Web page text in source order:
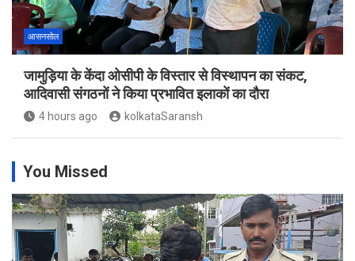
आसनसोल
जामुड़िया के केंदा ओसीपी के विस्तार से विस्थापन का संकट,
आदिवासी संगठनों ने किया प्रभावित इलाकों का दौरा
4 hours ago kolkataSaransh
You Missed